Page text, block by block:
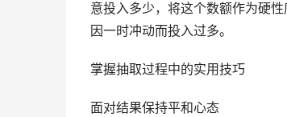
意投入多少，将这个数额作为硬
因一时冲动而投入过多。
掌握抽取过程中的实用技巧
面对结果保持平和心态